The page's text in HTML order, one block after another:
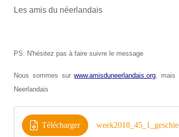
Les amis du néerlandais
PS: N'hésitez pas à faire suivre le message
Nous sommes surwww.amisduneerlandais.org, mais
Neerlandais
Télécharger